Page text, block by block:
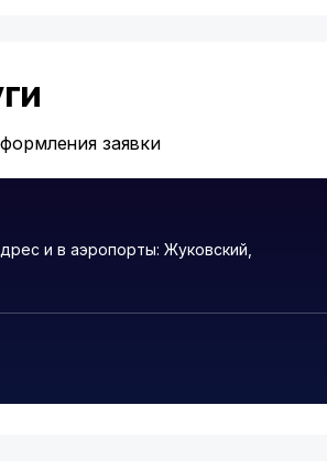
заявки
и в аэропорты: Жуковский,